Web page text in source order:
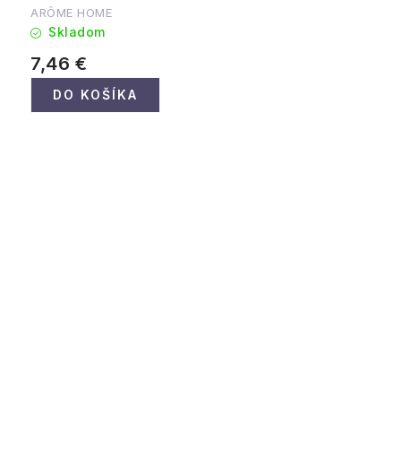
ARÔME HOME
Skladom
7,46 €
DO KOŠÍKA